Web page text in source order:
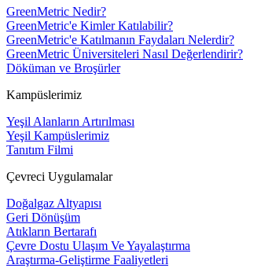
GreenMetric Nedir?
GreenMetric'e Kimler Katılabilir?
GreenMetric'e Katılmanın Faydaları Nelerdir?
GreenMetric Üniversiteleri Nasıl Değerlendirir?
Döküman ve Broşürler
Kampüslerimiz
Yeşil Alanların Artırılması
Yeşil Kampüslerimiz
Tanıtım Filmi
Çevreci Uygulamalar
Doğalgaz Altyapısı
Geri Dönüşüm
Atıkların Bertarafı
Çevre Dostu Ulaşım Ve Yayalaştırma
Araştırma-Geliştirme Faaliyetleri